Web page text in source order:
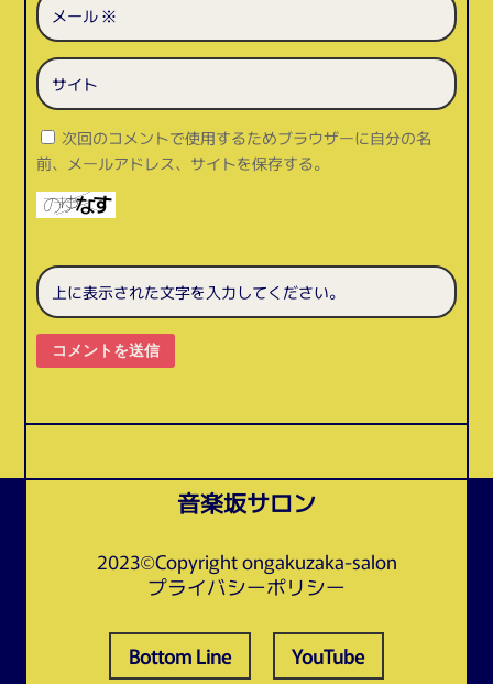
次回のコメントで使用するためブラウザーに自分の名
前、メールアドレス、サイトを保存する。
コメントを送信
音楽坂サロン
2023©Copyright ongakuzaka-salon
プライバシーポリシー
Bottom Line YouTube